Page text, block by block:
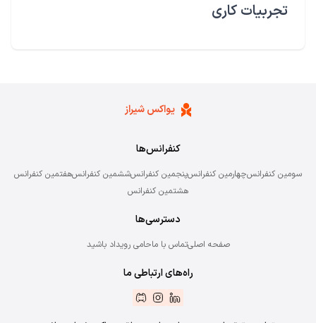
تجربیات کاری
یواکس شیراز
کنفرانس‌‌ها
سومین کنفرانسچهارمین کنفرانسپنجمین کنفرانسششمین کنفرانسهفتمین کنفرانس
هشتمین کنفرانس
دسترسی‌ها
صفحه اصلیتماس با ماحامی رویداد باشید
راه‌های ارتباطی ما